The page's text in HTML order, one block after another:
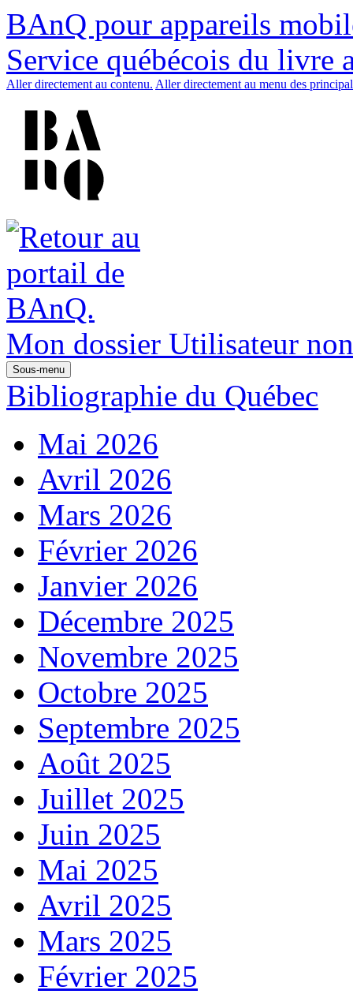
BAnQ pour appareils
Service québécois du livre
Aller directement au contenu. Aller directement au menu des
Mon dossier Utilisateur
Sous-menu
Bibliographie du Québec
Mai 2026
Avril 2026
Mars 2026
Février 2026
Janvier 2026
Décembre 2025
Novembre 2025
Octobre 2025
Septembre 2025
Août 2025
Juillet 2025
Juin 2025
Mai 2025
Avril 2025
Mars 2025
Février 2025